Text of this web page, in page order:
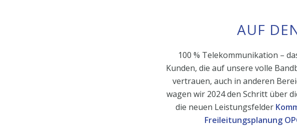
AUF
100 % Telekommunikation –
Kunden, die auf unsere volle
vertrauen, auch in anderen
wagen wir 2024 den Schritt über
die neuen Leistungsfelder
Freileitungsplanung